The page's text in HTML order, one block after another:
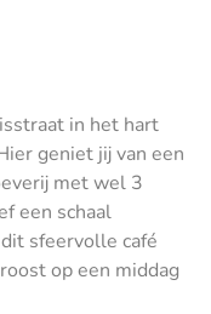
in het hart
geniet jij van een
met wel 3
een schaal
sfeervolle café
op een middag